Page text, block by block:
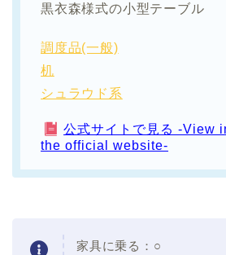
黒衣森様式の小型テーブル
調度品(一般)
机
シュラウド系
公式サイトで見る -View
the official website-
家具に乗る：○